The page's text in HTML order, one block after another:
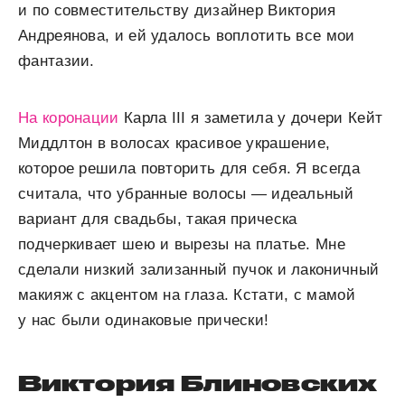
и по совместительству дизайнер Виктория
Андреянова, и ей удалось воплотить все мои
фантазии.
На коронации Карла III я заметила у дочери Кейт
Миддлтон в волосах красивое украшение,
которое решила повторить для себя. Я всегда
считала, что убранные волосы — идеальный
вариант для свадьбы, такая прическа
подчеркивает шею и вырезы на платье. Мне
сделали низкий зализанный пучок и лаконичный
макияж с акцентом на глаза. Кстати, с мамой
у нас были одинаковые прически!
Виктория Блиновских